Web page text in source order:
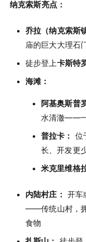
纳克索斯亮点：
乔拉（纳克索斯
庙的巨大大理石
徒步登上卡斯特
海滩：
阿基奥斯普
水清澈——一
普拉卡： 位
长、开发更
米克里维格
内陆村庄： 开车
——传统山村，
食物